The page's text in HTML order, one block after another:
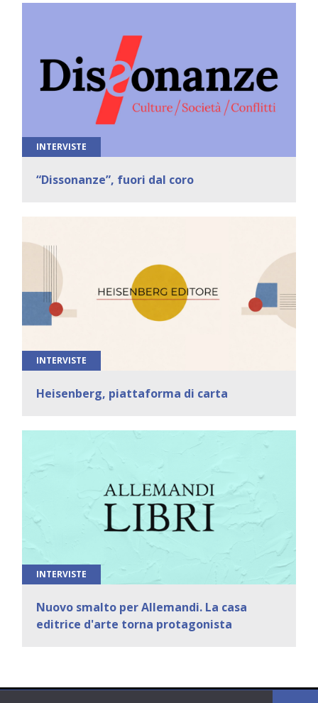
INTERVISTE
“Dissonanze”, fuori dal coro
INTERVISTE
Heisenberg, piattaforma di carta
INTERVISTE
Nuovo smalto per Allemandi. La casa
editrice d'arte torna protagonista